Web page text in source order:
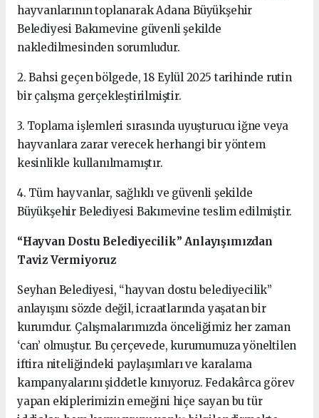
hayvanlarının toplanarak Adana Büyükşehir
Belediyesi Bakımevine güvenli şekilde
nakledilmesinden sorumludur.
2. Bahsi geçen bölgede, 18 Eylül 2025 tarihinde rutin
bir çalışma gerçekleştirilmiştir.
3. Toplama işlemleri sırasında uyuşturucu iğne veya
hayvanlara zarar verecek herhangi bir yöntem
kesinlikle kullanılmamıştır.
4. Tüm hayvanlar, sağlıklı ve güvenli şekilde
Büyükşehir Belediyesi Bakımevine teslim edilmiştir.
“Hayvan Dostu Belediyecilik” Anlayışımızdan
Taviz Vermiyoruz
Seyhan Belediyesi, “hayvan dostu belediyecilik”
anlayışını sözde değil, icraatlarında yaşatan bir
kurumdur. Çalışmalarımızda önceliğimiz her zaman
‘can’ olmuştur. Bu çerçevede, kurumumuza yöneltilen
iftira niteliğindeki paylaşımları ve karalama
kampanyalarını şiddetle kınıyoruz. Fedakârca görev
yapan ekiplerimizin emeğini hiçe sayan bu tür